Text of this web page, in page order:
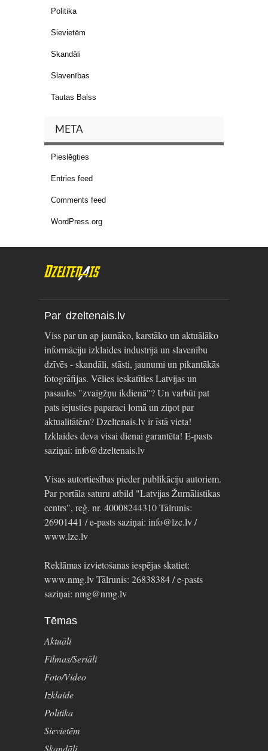
Politika
Sievietēm
Skandāli
Slavenības
Tautas Balss
META
Pieslēgties
Entries feed
Comments feed
WordPress.org
Par dzeltenais.lv
Viss par un ap jaunāko, karstāko un aktuālāko
informāciju izklaides industrijā un slavenību
dzīvēs - skandāli, stāsti, jaunumi un pikantākās
fotogrāfijas. Vēlies ieskatīties Latvijas un
pasaules "zvaigžņu ikdienā"? Un varbūt pat
pats iejusties paparaci lomā un ziņot par
aktualitātēm? Dzeltenais.lv ir īstā vieta!
Izklaides deva visai dienai garantēta! E-pasts
saziņai: info@dzeltenais.lv
Visas autortiesības pieder publikāciju autoriem.
Par portāla saturu atbild "Latvijas Žurnālistikas
centrs", reģ. nr. 40008244310 Tālrunis:
26901441 / e-pasts saziņai: info@lzc.lv /
www.lzc.lv
Reklāmas izvietošanas iespējas skatiet:
www.nmg.lv Tālrunis: 26838384 / e-pasts
saziņai: nmg@nmg.lv
Tēmas
Aktuāli
Filmas/Seriāli
Foto/Video
Izklaide
Politika
Sievietēm
Skandāli